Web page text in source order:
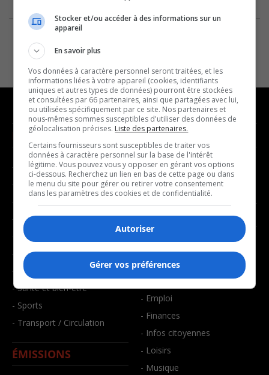
NOUVELLES
- Affaires municipales
- Communauté / Social
- Culture
- Économie
- Éducation
- Environnement
- Faits divers
- Santé et bien-être
- Sports
- Transport / Circulation
ÉMISSIONS
MUSIQUE
- Décompte franco
- Joué récemment
BALADOS
- Art de vivre
- Bien-être
- Emploi
- Finances
- Infos citoyennes
- Loisirs
- Musique
Stocker et/ou accéder à des informations sur un
appareil
En savoir plus
Vos données à caractère personnel seront traitées, et les
informations liées à votre appareil (cookies, identifiants
uniques et autres types de données) pourront être stockées
et consultées par 66 partenaires, ainsi que partagées avec lui,
ou utilisées spécifiquement par ce site. Nos partenaires et
nous-mêmes sommes susceptibles d'utiliser des données de
géolocalisation précises. Liste des partenaires.
Certains fournisseurs sont susceptibles de traiter vos
données à caractère personnel sur la base de l'intérêt
légitime. Vous pouvez vous y opposer en gérant vos options
ci-dessous. Recherchez un lien en bas de cette page ou dans
le menu du site pour gérer ou retirer votre consentement
dans les paramètres des cookies et de confidentialité.
Autoriser
Gérer vos préférences